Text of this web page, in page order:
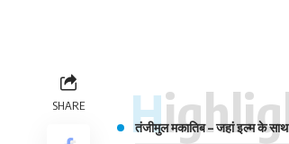
SHARE
तंजीमुल मकातिब – जहां इल्म के साथ